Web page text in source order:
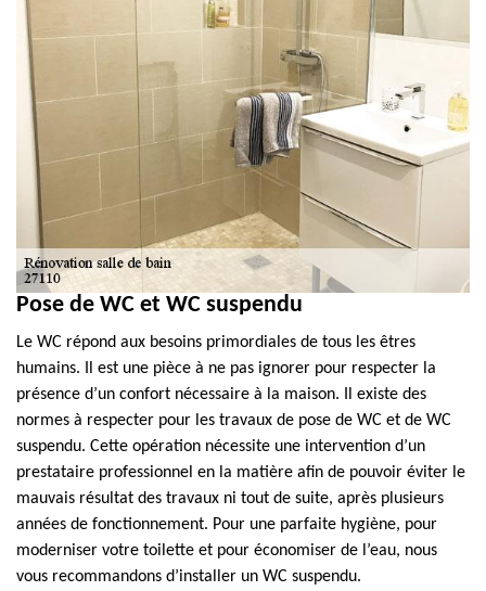
Pose de WC et WC suspendu
Le WC répond aux besoins primordiales de tous les êtres
humains. Il est une pièce à ne pas ignorer pour respecter la
présence d’un confort nécessaire à la maison. Il existe des
normes à respecter pour les travaux de pose de WC et de WC
suspendu. Cette opération nécessite une intervention d’un
prestataire professionnel en la matière afin de pouvoir éviter le
mauvais résultat des travaux ni tout de suite, après plusieurs
années de fonctionnement. Pour une parfaite hygiène, pour
moderniser votre toilette et pour économiser de l’eau, nous
vous recommandons d’installer un WC suspendu.